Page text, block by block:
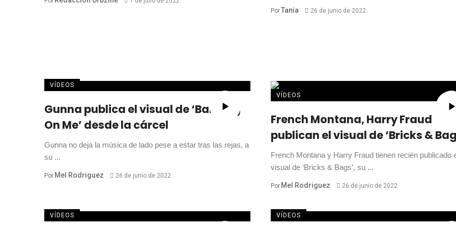
PorTania 26 de junio de 2022
VÍDEOS
Gunna publica el visual de ‘Banking
On Me’ desde la cárcel
Gunna no deja la música de lado pese a estar tras las rejas, a
su ...
Por Mel Rodriguez 26 de junio de 2022
VÍDEOS
French Montana, Harry Fraud
publican el visual de ‘Bricks &
French Montana y Harry Fraud tienen recién publicado
visual de ‘Bricks & Bags’, su ...
Por Mel Rodriguez 26 de junio de 2022
VÍDEOS VÍDEOS